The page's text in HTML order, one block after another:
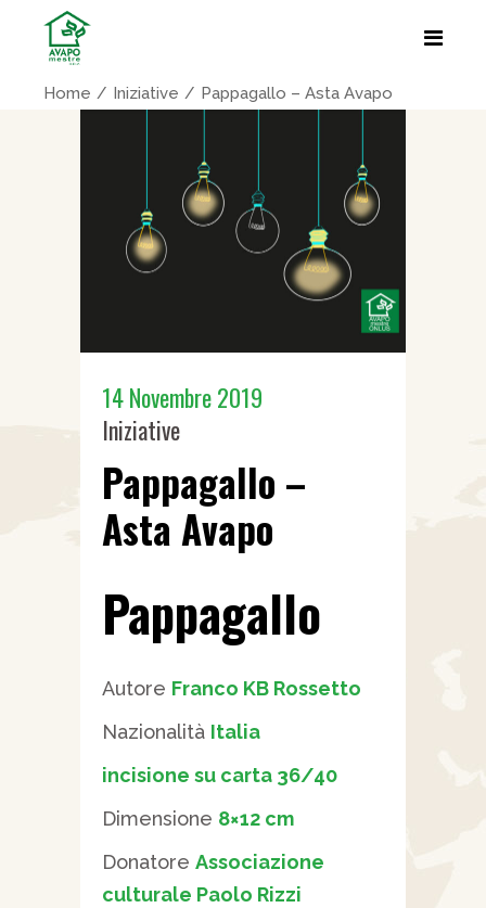
Home Iniziative Pappagallo – Asta Avapo
14 Novembre 2019
Iniziative
Pappagallo –
Asta Avapo
Pappagallo
Autore Franco KB Rossetto
Nazionalità Italia
incisione su carta 36/40
Dimensione 8×12 cm
Donatore Associazione
culturale Paolo Rizzi